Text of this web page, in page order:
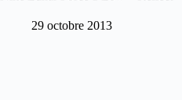
29 octobre 2013